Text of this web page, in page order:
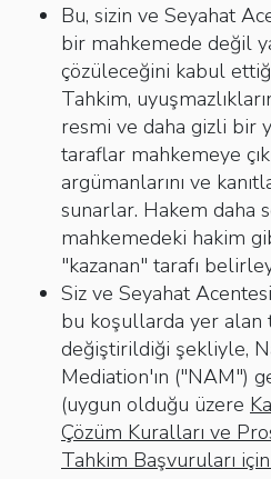
Bu, sizin ve Seyahat
bir mahkemede değil
çözüleceğini kabul
Tahkim,
resmi ve daha gizli bir
taraflar mahkemeye
argümanlarını ve
sunarlar. Hakem daha
mahkemedeki hakim
"kazanan" tarafı
Siz ve Seyahat
bu koşullarda yer alan
değiştirildiği şekliyle,
Mediation'ın ("NAM")
(uygun olduğu üzere
Çözüm Kuralları ve
Tahkim Başvuruları